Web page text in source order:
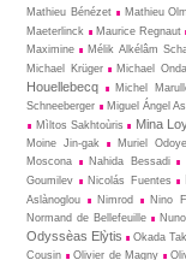
Mathieu Bénézet
Mathieu
Maeterlinck
Maurice Regnaut
Maximine
Mélik Alkélâm
Michael Krüger
Michael
Houellebecq
Michel
Schneeberger
Miguel Ángel
Mìltos Sakhtoùris
Mina
Moine Jin-gak
Muriel
Moscona
Nahida Bessadi
Goumilev
Nicolás Fuentes
Aslànoglou
Nimrod Nino
Normand de Bellefeuille
Odyssèas Elỳtis Okada
Cousin
Olivier de Magny